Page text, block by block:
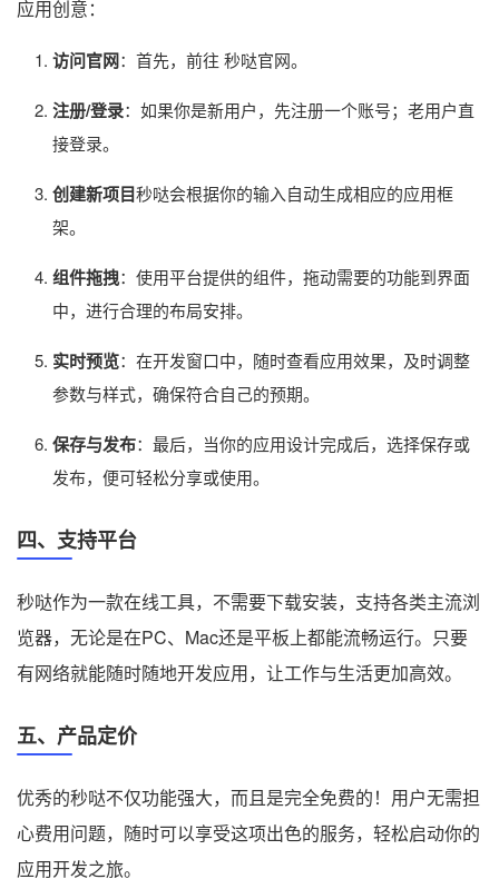
应用创意：
访问官网：首先，前往 秒哒官网。
注册/登录：如果你是新用户，先注册一个账号；老用户直
接登录。
创建新项目秒哒会根据你的输入自动生成相应的应用框
架。
组件拖拽：使用平台提供的组件，拖动需要的功能到界面
中，进行合理的布局安排。
实时预览：在开发窗口中，随时查看应用效果，及时调整
参数与样式，确保符合自己的预期。
保存与发布：最后，当你的应用设计完成后，选择保存或
发布，便可轻松分享或使用。
四、支持平台
秒哒作为一款在线工具，不需要下载安装，支持各类主流浏
览器，无论是在PC、Mac还是平板上都能流畅运行。只要
有网络就能随时随地开发应用，让工作与生活更加高效。
五、产品定价
优秀的秒哒不仅功能强大，而且是完全免费的！用户无需担
心费用问题，随时可以享受这项出色的服务，轻松启动你的
应用开发之旅。